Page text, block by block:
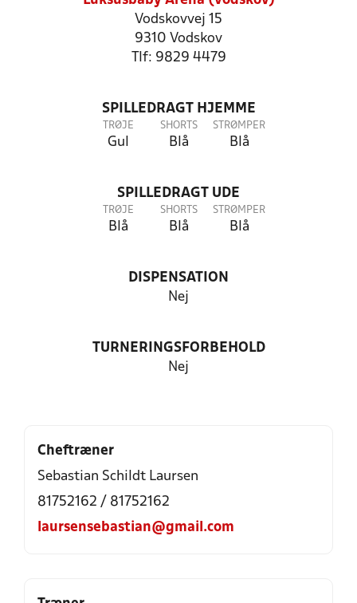
Vodskovvej 15
9310 Vodskov
Tlf: 9829 4479
SPILLEDRAGT HJEMME
TRØJE
Gul
SHORTS
Blå
STRØMPER
Blå
SPILLEDRAGT UDE
TRØJE
Blå
SHORTS
Blå
STRØMPER
Blå
DISPENSATION
Nej
TURNERINGSFORBEHOLD
Nej
Cheftræner
Sebastian Schildt Laursen
81752162 / 81752162
laursensebastian@gmail.com